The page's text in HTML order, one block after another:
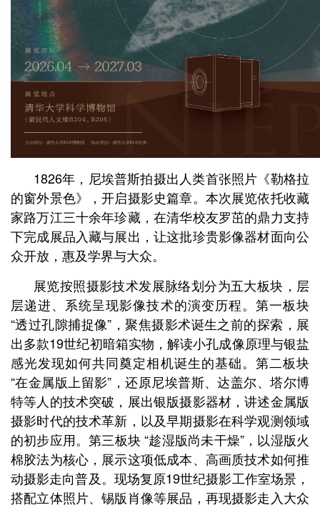
1826年，尼埃普斯拍摄出人类首张照片《勒格拉
的窗外景色》，开启摄影史篇章。本次展览依托收藏
家路万江三十余年珍藏，在清华校友罗茁的鼎力支持
下完成展品入藏与展出，让这批珍贵影像器材面向公
众开放，惠及学界与大众。
展览按照摄影技术发展脉络划分为五大板块，层
层递进、系统呈现影像技术的演变历程。第一板块
“透过孔隙捕捉像”，聚焦摄影术诞生之前的探索，展
出多款19世纪初暗箱实物，解读小孔成像原理与银盐
感光发现如何共同奠定相机诞生的基础。第二板块
“在金属版上留影”，还原尼埃普斯、达盖尔、塔尔博
特等人的技术突破，展出银版摄影器材，讲述金属版
摄影时代的技术革新，以及早期摄影在科学观测领域
的初步应用。第三板块 “趁湿版尚未干燥”，以湿版火
棉胶法为核心，展示这项低成本、高画质技术如何推
动摄影走向普及。现场复原19世纪摄影工作室场景，
搭配立体照片、锡版肖像等展品，再现摄影走入大众